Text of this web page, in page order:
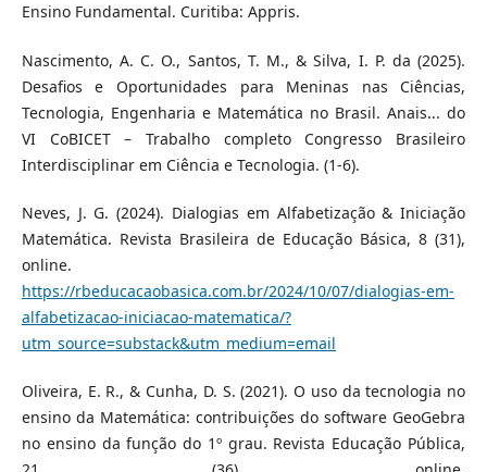
Ensino Fundamental. Curitiba: Appris.
Nascimento, A. C. O., Santos, T. M., & Silva, I. P. da (2025).
Desafios e Oportunidades para Meninas nas Ciências,
Tecnologia, Engenharia e Matemática no Brasil. Anais... do
VI CoBICET – Trabalho completo Congresso Brasileiro
Interdisciplinar em Ciência e Tecnologia. (1-6).
Neves, J. G. (2024). Dialogias em Alfabetização & Iniciação
Matemática. Revista Brasileira de Educação Básica, 8 (31),
online.
https://rbeducacaobasica.com.br/2024/10/07/dialogias-em-
alfabetizacao-iniciacao-matematica/?
utm_source=substack&utm_medium=email
Oliveira, E. R., & Cunha, D. S. (2021). O uso da tecnologia no
ensino da Matemática: contribuições do software GeoGebra
no ensino da função do 1º grau. Revista Educação Pública,